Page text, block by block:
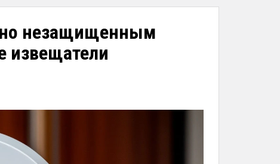
незащищенным
извещатели